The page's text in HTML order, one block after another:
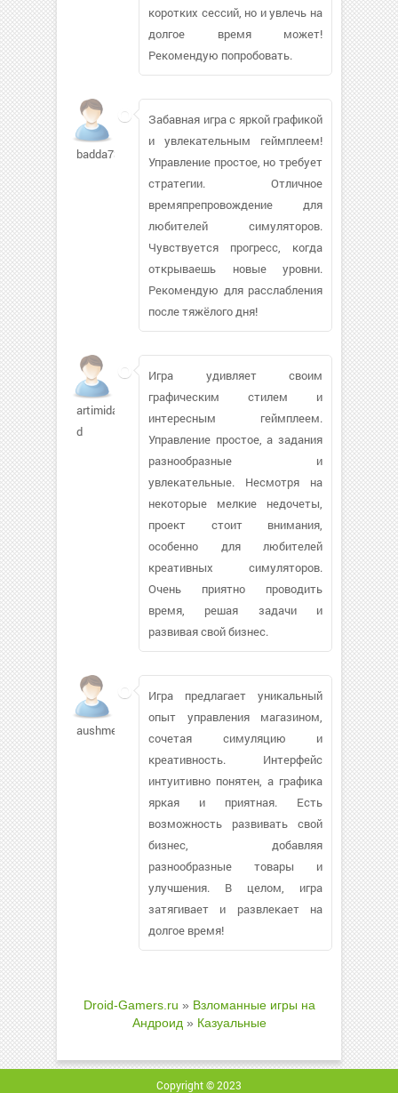
коротких сессий, но и увлечь на
долгое время может!
Рекомендую попробовать.
badda73328
Забавная игра с яркой графикой
и увлекательным геймплеем!
Управление простое, но требует
стратегии. Отличное
времяпрепровождение для
любителей симуляторов.
Чувствуется прогресс, когда
открываешь новые уровни.
Рекомендую для расслабления
после тяжёлого дня!
artimida-
d
Игра удивляет своим
графическим стилем и
интересным геймплеем.
Управление простое, а задания
разнообразные и
увлекательные. Несмотря на
некоторые мелкие недочеты,
проект стоит внимания,
особенно для любителей
креативных симуляторов.
Очень приятно проводить
время, решая задачи и
развивая свой бизнес.
aushmel422
Игра предлагает уникальный
опыт управления магазином,
сочетая симуляцию и
креативность. Интерфейс
интуитивно понятен, а графика
яркая и приятная. Есть
возможность развивать свой
бизнес, добавляя
разнообразные товары и
улучшения. В целом, игра
затягивает и развлекает на
долгое время!
Droid-Gamers.ru » Взломанные игры на
Андроид » Казуальные
Copyright © 2023